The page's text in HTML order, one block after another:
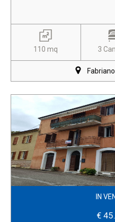
110 mq 3
IN
€